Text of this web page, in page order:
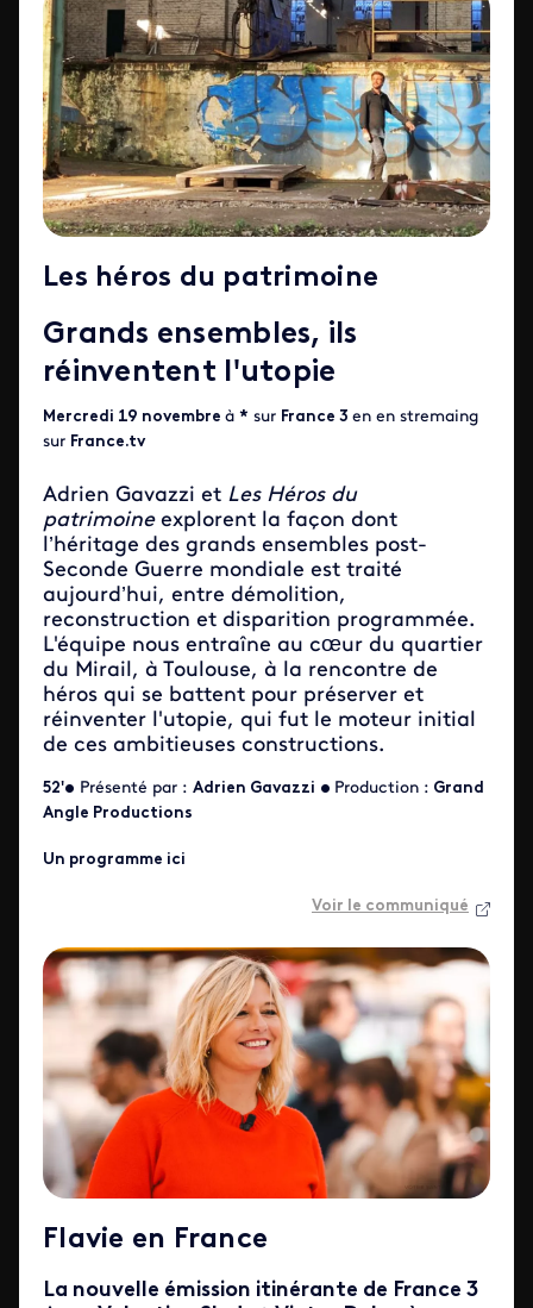
Les héros du patrimoine
Grands ensembles, ils
réinventent l'utopie
Mercredi 19 novembre à * sur France 3 en en stremaing
sur France.tv
Adrien Gavazzi et Les Héros du
patrimoineexplorent la façon dont
l’héritage des grands ensembles post-
Seconde Guerre mondiale est traité
aujourd’hui, entre démolition,
reconstruction et disparition programmée.
L'équipe nous entraîne au cœur du quartier
du Mirail, à Toulouse, à la rencontre de
héros qui se battent pour préserver et
réinventer l'utopie, qui fut le moteur initial
de ces ambitieuses constructions.
52'• Présenté par : Adrien Gavazzi • Production : Grand
Angle Productions
Un programme ici
Voir le communiqué
Flavie en France
La nouvelle émission itinérante de France 3